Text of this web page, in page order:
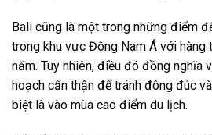
Bali cũng là một trong những điểm
trong khu vực Đông Nam Á với hàng
năm. Tuy nhiên, điều đó đồng nghĩa
hoạch cẩn thận để tránh đông đúc
biệt là vào mùa cao điểm du lịch.